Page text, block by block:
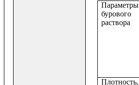
Параметры
бурового
раствора
Плотность,